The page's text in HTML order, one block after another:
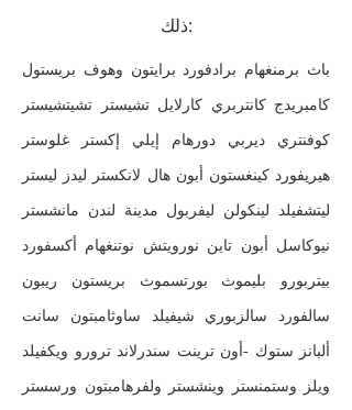
ذلك:
باث برمنغهام برادفورد برايتون وهوف بريستول
كامبريدج كانتربري كارلايل تشيستر تشيتشيستر
كوفنتري ديربي دورهام إيلي إكستر غلوستر
هيريفورد كينغستون أبون هال لانكستر ليدز ليستر
ليتشفيلد لينكولن ليفربول مدينة لندن مانشستر
نيوكاسل أبون تاين نورويتش نوتنغهام أكسفورد
بيتربورو بليموث بورتسموث بريستون ريبون
سالفورد سالزبوري شيفيلد ساوثامبتون سانت
ألبانز ستوك -أون ترينت سندرلاند ترورو ويكفيلد
ويلز وستمنستر وينشستر ولفرهامبتون ورسستر